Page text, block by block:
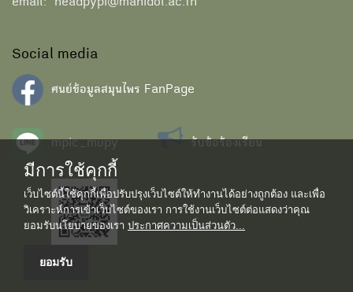
email: headpypi@mahidol.ac.th
Social media
ศนย์ข้อมูลสมุนไพร FanPage
mpic_mupy รับข้อร้องเรียน
มีการใช้คุกกี้
เว็บไซต์นี้ใช้คุกกี้เพื่อปรับปรุงเว็บไซต์ให้ทำงานได้อย่างถูกต้อง และเพื่อ
วิเคราะห์การเข้าเว็บไซต์ของเรา การใช้งานเว็บไซต์ต่อแสดงว่าคุณ
ยอมรับนโยบายของเรา ประกาศความเป็นส่วนตัว...
ยอมรับ